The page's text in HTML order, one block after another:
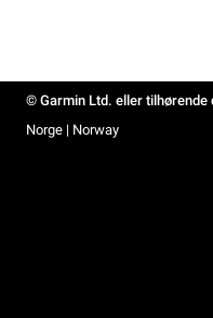
© Garmin Ltd. eller
Norge | Norway